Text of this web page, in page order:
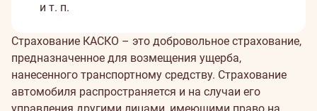
и т. п.
О
страховании
каско
Страхование КАСКО – это добровольное страхование,
предназначенное для возмещения ущерба,
нанесенного транспортному средству. Страхование
автомобиля распространяется и на случаи его